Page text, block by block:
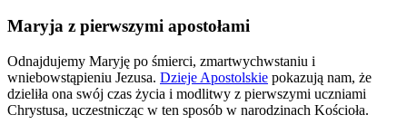
Maryja z pierwszymi apostołami
Odnajdujemy Maryję po śmierci, zmartwychwstaniu i
wniebowstąpieniu Jezusa. Dzieje Apostolskie pokazują nam, że
dzieliła ona swój czas życia i modlitwy z pierwszymi uczniami
Chrystusa, uczestnicząc w ten sposób w narodzinach Kościoła.